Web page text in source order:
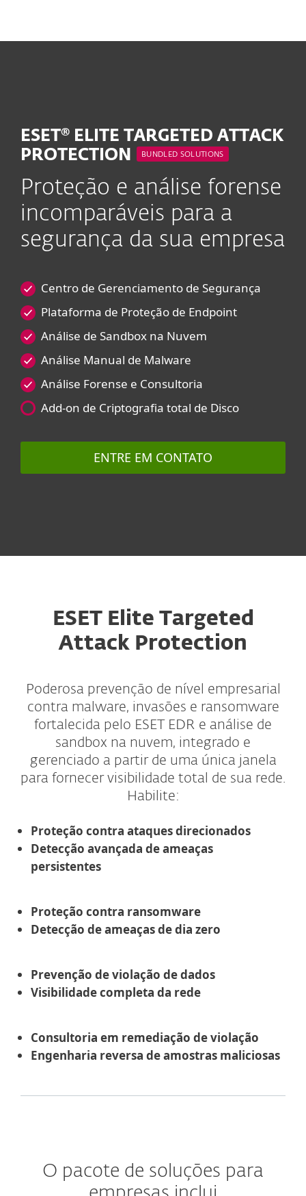
ESET® ELITE TARGETED ATTACK
PROTECTION
BUNDLED SOLUTIONS
Proteção e análise forense
incomparáveis para a
segurança da sua empresa
Centro de Gerenciamento de Segurança
Plataforma de Proteção de Endpoint
Análise de Sandbox na Nuvem
Análise Manual de Malware
Análise Forense e Consultoria
Add-on de Criptografia total de Disco
ENTRE EM CONTATO
ESET Elite Targeted
Attack Protection
Poderosa prevenção de nível empresarial
contra malware, invasões e ransomware
fortalecida pelo ESET EDR e análise de
sandbox na nuvem, integrado e
gerenciado a partir de uma única janela
para fornecer visibilidade total de sua rede.
Habilite:
Proteção contra ataques direcionados
Detecção avançada de ameaças
persistentes
Proteção contra ransomware
Detecção de ameaças de dia zero
Prevenção de violação de dados
Visibilidade completa da rede
Consultoria em remediação de violação
Engenharia reversa de amostras maliciosas
O pacote de soluções para